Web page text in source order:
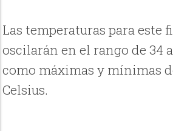
Las temperaturas para este
oscilarán en el rango de 34
como máximas y mínimas
Celsius.